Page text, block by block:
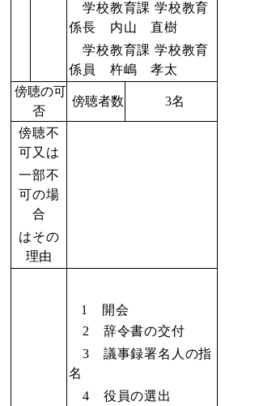
学校教育課 学校教育
係長 内山 直樹
学校教育課 学校教育
係員 杵嶋 孝太
傍聴の可
否
傍聴者数 3名
傍聴不
可又は
一部不
可の場
合
はその
理由
1
開会
2
辞令書の交付
3 議事録署名人の指
名
4 役員の選出